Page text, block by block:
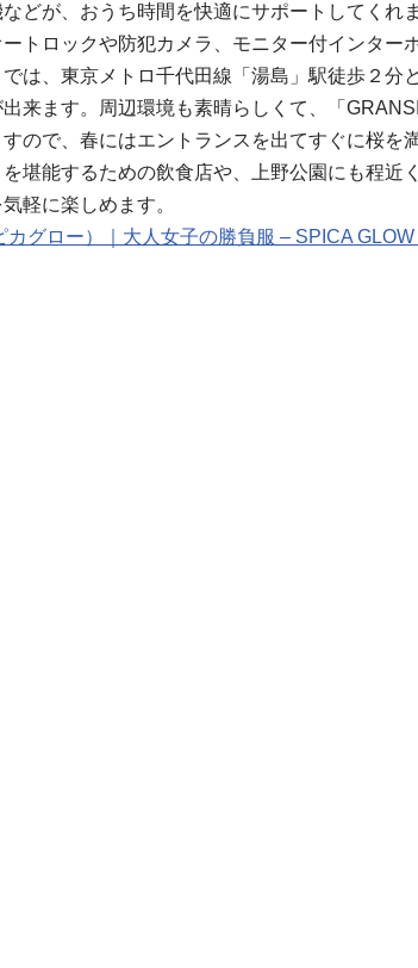
どが、おうち時間を快適にサポートしてくれ
ートロックや防犯カメラ、モニター付インター
は、東京メトロ千代田線「湯島」駅徒歩２分
来ます。周辺環境も素晴らしくて、「
ので、春にはエントランスを出てすぐに桜を
堪能するための飲食店や、上野公園にも程近
軽に楽しめます。
カグロー）｜大人女子の勝負服 – SPICA GLOW